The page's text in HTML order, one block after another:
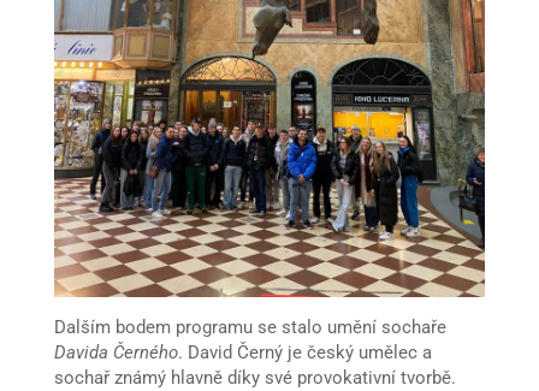
Dalším bodem programu se stalo umění sochaře
Davida Černého. David Černý je český umělec a
sochař známý hlavně díky své provokativní tvorbě.